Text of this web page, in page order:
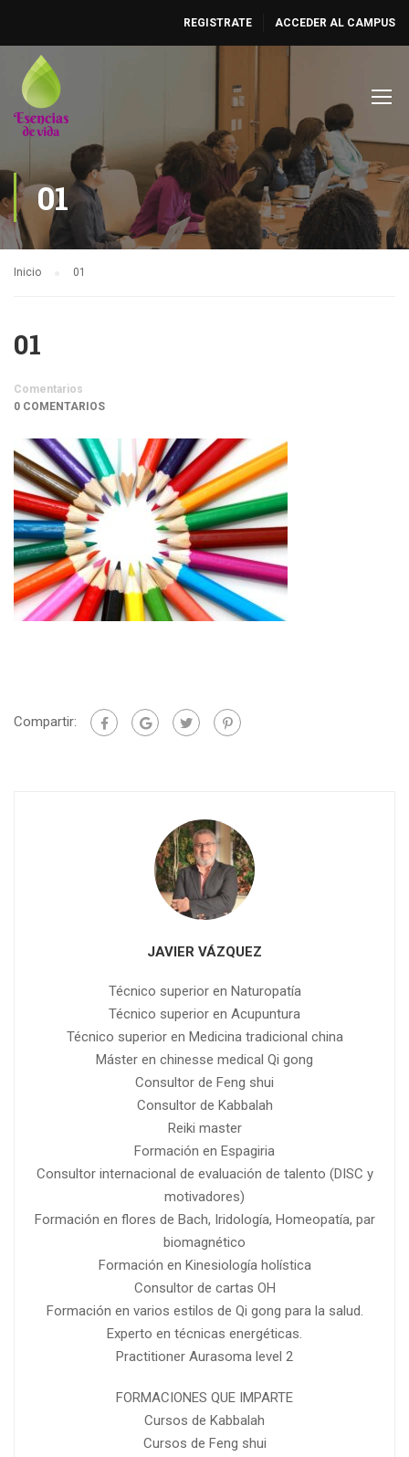
REGISTRATE ACCEDER AL CAMPUS
01
Inicio 01
01
Comentarios
0 COMENTARIOS
Compartir:
JAVIER VÁZQUEZ
Técnico superior en Naturopatía
Técnico superior en Acupuntura
Técnico superior en Medicina tradicional china
Máster en chinesse medical Qi gong
Consultor de Feng shui
Consultor de Kabbalah
Reiki master
Formación en Espagiria
Consultor internacional de evaluación de talento (DISC y
motivadores)
Formación en flores de Bach, Iridología, Homeopatía, par
biomagnético
Formación en Kinesiología holística
Consultor de cartas OH
Formación en varios estilos de Qi gong para la salud.
Experto en técnicas energéticas.
Practitioner Aurasoma level 2
FORMACIONES QUE IMPARTE
Cursos de Kabbalah
Cursos de Feng shui